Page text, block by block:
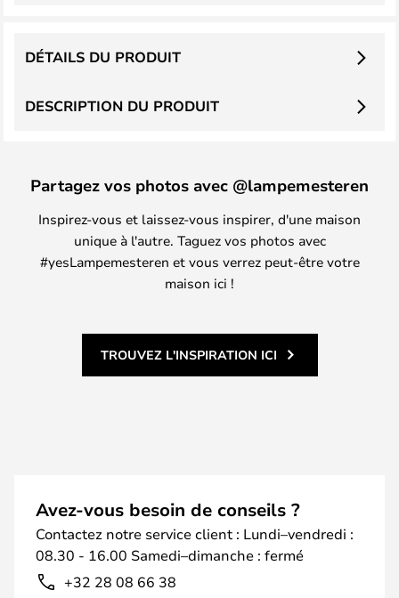
DESCRIPTION DU PRODUIT
DÉTAILS DU PRODUIT
Partagez vos photos avec @lampemesteren
Inspirez-vous et laissez-vous inspirer, d'une maison
unique à l'autre. Taguez vos photos avec
#yesLampemesteren et vous verrez peut-être votre
maison ici !
TROUVEZ L'INSPIRATION ICI
Avez-vous besoin de conseils ?
Contactez notre service client : Lundi–vendredi :
08.30 - 16.00 Samedi–dimanche : fermé
+32 28 08 66 38